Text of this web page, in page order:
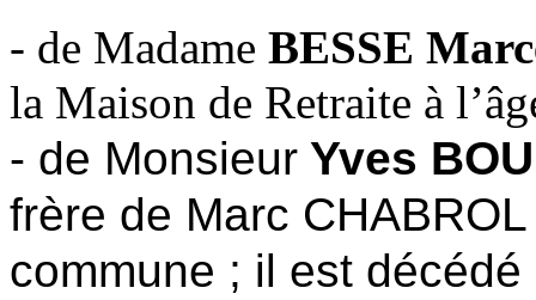
- de Madame BESSE
la Maison de Retraite à
- de Monsieur Yves
frère de Marc
commune ; il est